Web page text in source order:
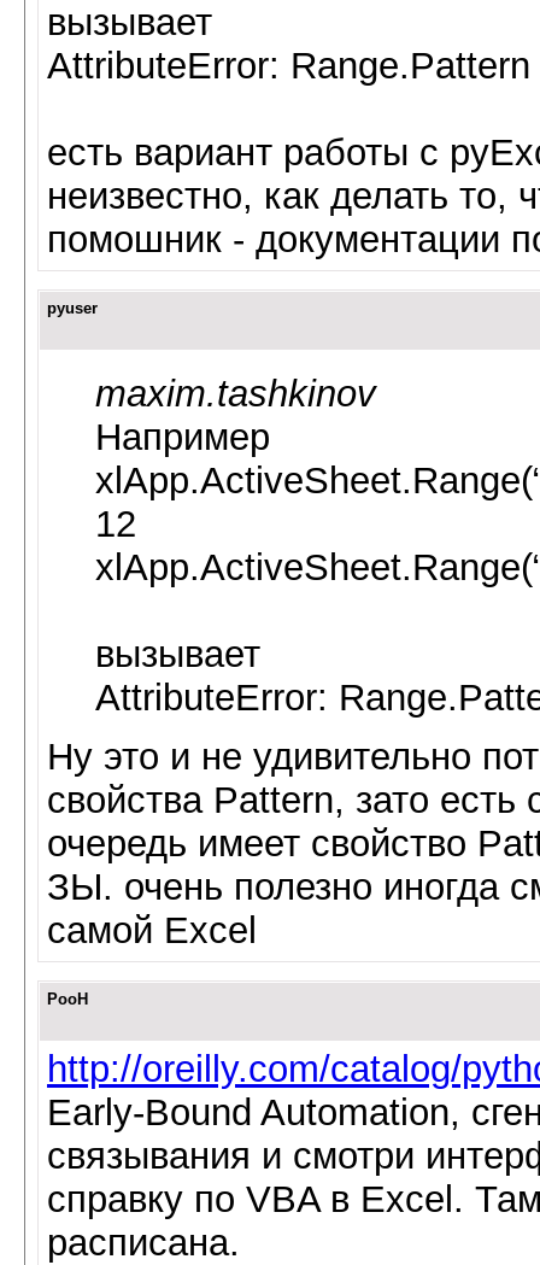
вызывает
AttributeError: Range.Pattern
есть вариант работы с
неизвестно, как делать то,
помошник - документации
pyuser
maxim.tashkinov
Например
12
вызывает
AttributeError:
Ну это и не удивительно
свойства Pattern, зато
очередь имеет свойство
ЗЫ. очень полезно иногда
самой Excel
PooH
http://oreilly.com/catalog/
Early-Bound Automation,
связывания и смотри
справку по VBA в Excel.
расписана.